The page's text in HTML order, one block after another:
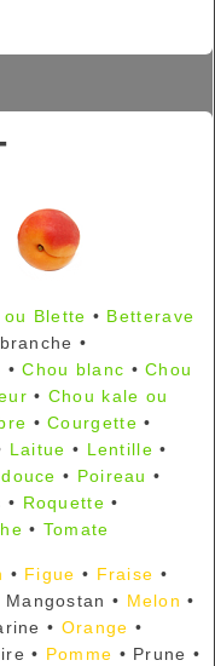
ou Blette • Betterave
•
•Chou blanc •Chou
• Chou kale ou
•Courgette •
Laitue • Lentille •
• Poireau •
• Roquette •
• Tomate
• Figue • Fraise •
Mangostan • Melon •
• Orange •
• Pomme • Prune •